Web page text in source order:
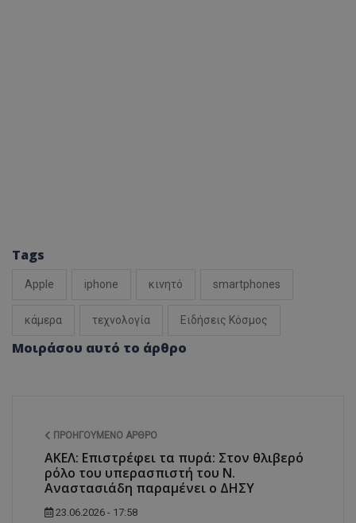
Tags
Apple iphone κινητό smartphones
κάμερα τεχνολογία Ειδήσεις Κόσμος
Μοιράσου αυτό το άρθρο
ΠΡΟΗΓΟΎΜΕΝΟ ΆΡΘΡΟ
ΑΚΕΛ: Επιστρέφει τα πυρά: Στον θλιβερό
ρόλο του υπερασπιστή του Ν.
Αναστασιάδη παραμένει ο ΔΗΣΥ
23.06.2026 - 17:58